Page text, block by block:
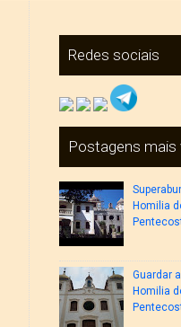
Redes sociais
Postagens mais
Homilia
Guardar
Homilia